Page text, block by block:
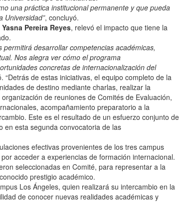
una práctica institucional permanente y que pueda
Universidad”, concluyó.
Yasna Pereira Reyes, relevó el impacto que tiene la
desarrollar competencias académicas,
Nos alegra ver cómo el programa
concretas de internacionalización del
“Detrás de estas iniciativas, el equipo completo de la
de destino mediante charlas, realizar la
de reuniones de Comités de Evaluación,
acompañamiento preparatorio a la
Este es el resultado de un esfuerzo conjunto de
en esta segunda convocatoria de las
efectivas provenientes de los tres campus
acceder a experiencias de formación internacional.
seleccionadas en Comité, para representar a la
prestigio académico.
Los Ángeles, quien realizará su intercambio en la
de conocer nuevas realidades académicas y